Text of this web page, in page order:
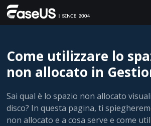
Come utilizzare lo
non allocato in
Sai qual è lo spazio non allocato
disco? In questa pagina, ti
non allocato e a cosa serve e come